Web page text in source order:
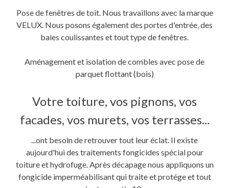
Pose de fenêtres de toit. Nous travaillons avec la marque
VELUX. Nous posons également des portes d'entrée, des
baies coulissantes et tout type de fenêtres.
Aménagement et isolation de combles avec pose de
parquet flottant (bois)
Votre toiture, vos pignons, vos
facades, vos murets, vos terrasses...
...ont besoin de retrouver tout leur éclat. Il existe
aujourd'hui des traitements fongicides spécial pour
toiture et hydrofuge. Après décapage nous appliquons un
fongicide imperméabilisant qui traite et protége et tout